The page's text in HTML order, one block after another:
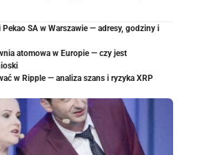
Pekao SA w Warszawie — adresy, godziny i
atomowa w Europie — czy jest
w Ripple — analiza szans i ryzyka XRP